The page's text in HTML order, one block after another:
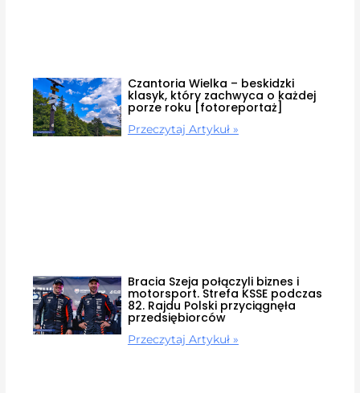
Czantoria Wielka – beskidzki
klasyk, który zachwyca o każdej
porze roku [fotoreportaż]
Przeczytaj Artykuł »
Bracia Szeja połączyli biznes i
motorsport. Strefa KSSE podczas
82. Rajdu Polski przyciągnęła
przedsiębiorców
Przeczytaj Artykuł »